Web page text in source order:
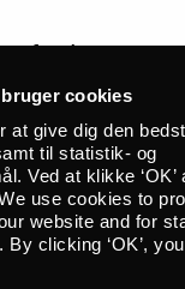
cookies
at give dig den
til statistik- og
Ved at klikke ‘OK’
use cookies to
website and for
clicking ‘OK’,
er et
orkester har
flere